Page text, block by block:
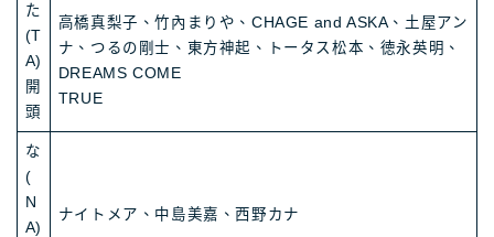
た
(T
A)
開
頭
高橋真梨子、竹內まりや、CHAGE and ASKA、土屋アン
ナ、つるの剛士、東方神起、トータス松本、徳永英明、
DREAMS COME
TRUE
な
(
N
A)
ナイトメア、中島美嘉、西野カナ